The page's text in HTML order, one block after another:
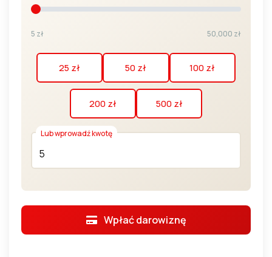
5 zł 50,000 zł
25 zł 50 zł 100 zł
200 zł 500 zł
Lub wprowadź kwotę
Imię * Nazwisko *
Jednorazowa Co 30 dni
politykę przetwarzania danych
Wpłać darowiznę